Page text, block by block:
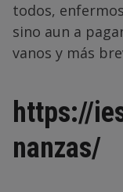
todos,
sino aun a
vanos y más
https://
nanzas/